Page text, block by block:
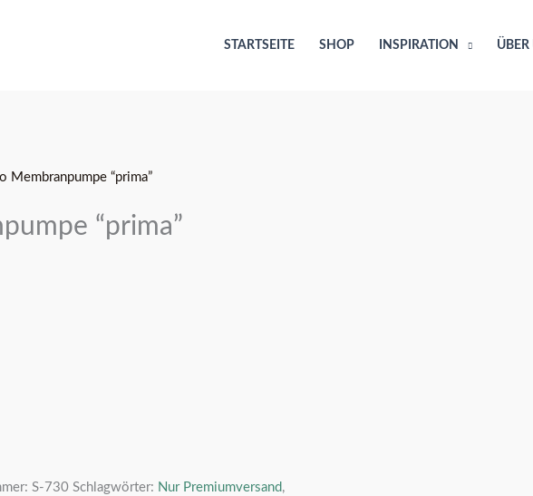
STARTSEITE SHOP INSPIRATION ÜBER
Membranpumpe “prima”
“prima”
S-730 Schlagwörter: Nur Premiumversand,